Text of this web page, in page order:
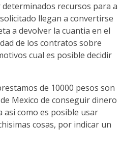
recursos para a
llegan a convertirse
a devolver la cuantia en el
de los contratos sobre
cual es posible decidir
de 10000 pesos son
Mexico de conseguir dinero
asi­ como es posible usar
cosas, por indicar un